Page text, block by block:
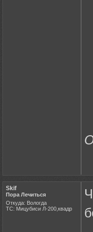
Skif
Пора Лечиться
Откуда: Вологда
ТС: Мицубиси Л-200,квадр